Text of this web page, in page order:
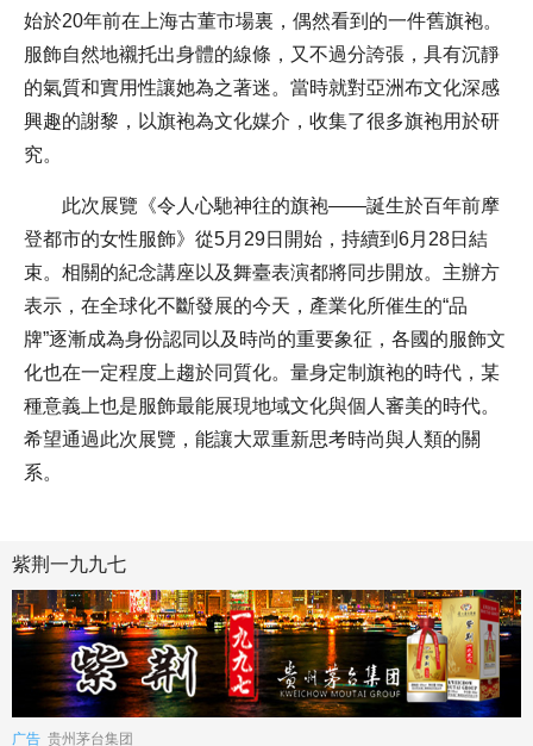
始於20年前在上海古董市場裏，偶然看到的一件舊旗袍。
服飾自然地襯托出身體的線條，又不過分誇張，具有沉靜
的氣質和實用性讓她為之著迷。當時就對亞洲布文化深感
興趣的謝黎，以旗袍為文化媒介，收集了很多旗袍用於研
究。
此次展覽《令人心馳神往的旗袍——誕生於百年前摩
登都市的女性服飾》從5月29日開始，持續到6月28日結
束。相關的紀念講座以及舞臺表演都將同步開放。主辦方
表示，在全球化不斷發展的今天，產業化所催生的“品
牌”逐漸成為身份認同以及時尚的重要象征，各國的服飾文
化也在一定程度上趨於同質化。量身定制旗袍的時代，某
種意義上也是服飾最能展現地域文化與個人審美的時代。
希望通過此次展覽，能讓大眾重新思考時尚與人類的關
系。
紫荆一九九七
广告 贵州茅台集团